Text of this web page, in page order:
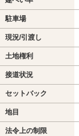
駐車場
現況/引渡し
土地権利
接道状況
セットバック
地目
法令上の制限